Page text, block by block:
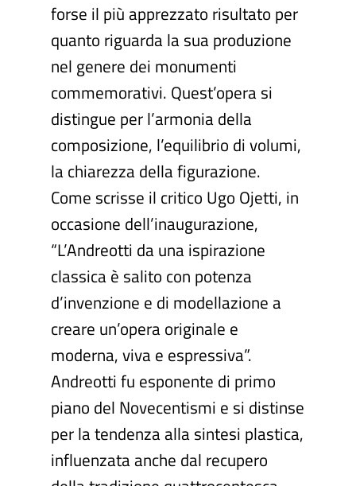
forse il più apprezzato risultato per
quanto riguarda la sua produzione
nel genere dei monumenti
commemorativi. Quest’opera si
distingue per l’armonia della
composizione, l’equilibrio di volumi,
la chiarezza della figurazione.
Come scrisse il critico Ugo Ojetti, in
occasione dell’inaugurazione,
“L’Andreotti da una ispirazione
classica è salito con potenza
d’invenzione e di modellazione a
creare un’opera originale e
moderna, viva e espressiva”.
Andreotti fu esponente di primo
piano del Novecentismi e si distinse
per la tendenza alla sintesi plastica,
influenzata anche dal recupero